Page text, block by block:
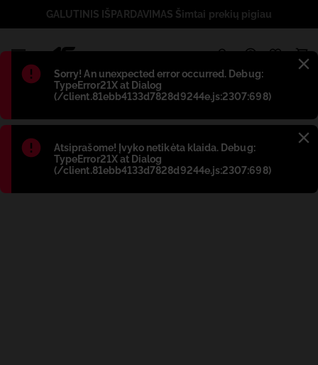
Błąd:
Sorry! An unexpected error occurred. Debug:
TypeError21X at Dialog
(/client.81ebb4133d7828d9244e.js:2307:698)
Błąd:
Atsiprašome! Įvyko netikėta klaida. Debug:
TypeError21X at Dialog
(/client.81ebb4133d7828d9244e.js:2307:698)
GALUTINIS IŠPARDAVIMAS Šimtai prekių pigiau